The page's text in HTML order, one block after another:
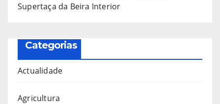
Supertaça da Beira Interior
Categorias
Actualidade
Agricultura